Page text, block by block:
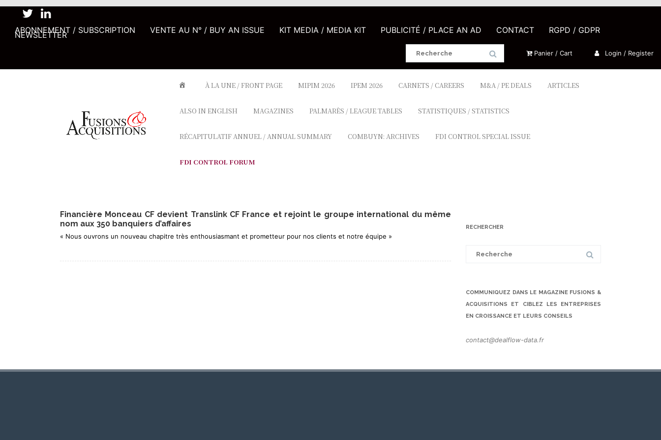
ABONNEMENT / SUBSCRIPTION VENTE AU N° / BUY AN ISSUE KIT MEDIA / MEDIA KIT PUBLICITÉ / PLACE AN AD CONTACT RGPD / GDPR
NEWSLETTER
Search
Panier / Cart Login / Register
À LA UNE / FRONT PAGE MIPIM 2026 IPEM 2026 CARNETS / CAREERS M&A / PE DEALS ARTICLES
ALSO IN ENGLISH MAGAZINES PALMARÈS / LEAGUE TABLES STATISTIQUES / STATISTICS
RÉCAPITULATIF ANNUEL / ANNUAL SUMMARY COMBUYN: ARCHIVES FDI CONTROL SPECIAL ISSUE
FDI CONTROL FORUM
Financière Monceau CF devient Translink CF France et rejoint le groupe international du même
nom aux 350 banquiers d’affaires
« Nous ouvrons un nouveau chapitre très enthousiasmant et prometteur pour nos clients et notre équipe »
RECHERCHER
COMMUNIQUEZ DANS LE MAGAZINE FUSIONS &
ACQUISITIONS ET CIBLEZ LES ENTREPRISES
EN CROISSANCE ET LEURS CONSEILS
contact@dealflow-data.fr